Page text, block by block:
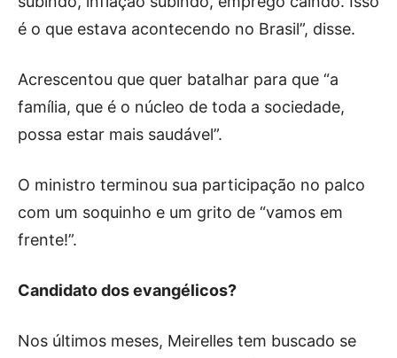
é o que estava acontecendo no Brasil”, disse.
Acrescentou que quer batalhar para que “a
família, que é o núcleo de toda a sociedade,
possa estar mais saudável”.
O ministro terminou sua participação no palco
com um soquinho e um grito de “vamos em
frente!”.
Candidato dos evangélicos?
Nos últimos meses, Meirelles tem buscado se